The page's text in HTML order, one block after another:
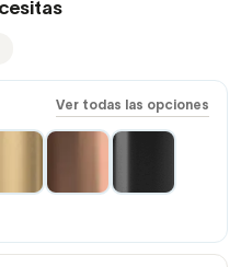
Ver todas las opciones